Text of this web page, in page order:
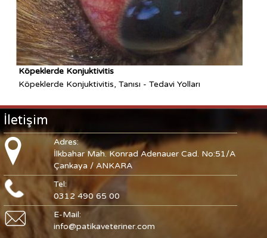
Köpeklerde Konjuktivitis
Köpeklerde Konjuktivitis, Tanısı - Tedavi Yolları
İletişim
Adres:
İlkbahar Mah. Konrad Adenauer Cad. No:51/A
Çankaya / ANKARA
Tel:
0312 490 65 00
E-Mail:
info@patikaveteriner.com